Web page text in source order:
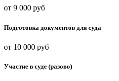
от 9 000 руб
Подготовка документов для суда
от 10 000 руб
Участие в суде (разово)